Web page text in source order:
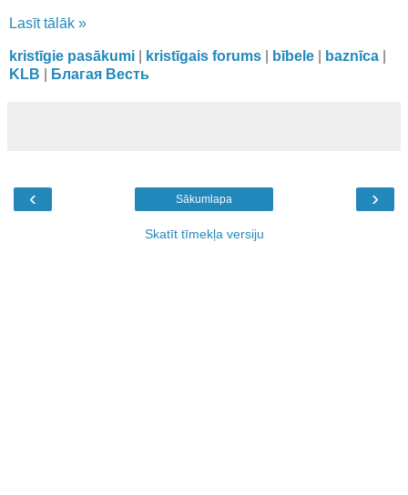
Lasīt tālāk »
kristīgie pasākumi kristīgais forums bībele baznīca
KLB
Благая Весть
‹ ›
Sākumlapa
Skatīt tīmekļa versiju